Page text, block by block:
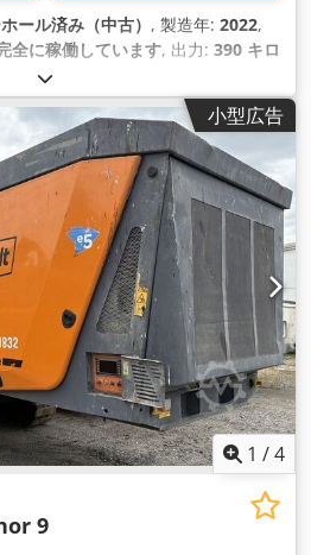
ール済み（中古） , 製造年: 2022,
全に稼働しています, 出力: 390 キロ
オーバーホール年:
小型広告
1 /4
9